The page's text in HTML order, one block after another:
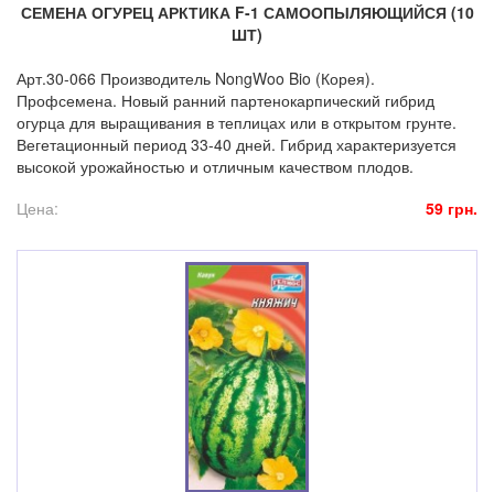
СЕМЕНА ОГУРЕЦ АРКТИКА F-1 САМООПЫЛЯЮЩИЙСЯ (10
ШТ)
Арт.30-066 Производитель NongWoo Bio (Корея).
Профсемена. Новый ранний партенокарпический гибрид
огурца для выращивания в теплицах или в открытом грунте.
Вегетационный период 33-40 дней. Гибрид характеризуется
высокой урожайностью и отличным качеством плодов.
Цена:
59 грн.